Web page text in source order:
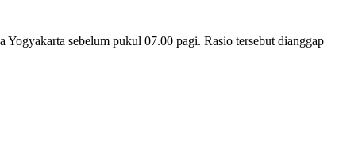
sebelum pukul 07.00 pagi. Rasio tersebut dianggap